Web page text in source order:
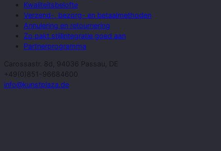
Kwaliteitsbelofte
Verzend-, bezorg- en betaalmethoden
Annulering en retournering
Zo pakt stijlintegratie goed aan
Partnerprogramma
Carossastr. 8d, 94036 Passau, DE
+49(0)851-96684600
info@kunstplaza.de